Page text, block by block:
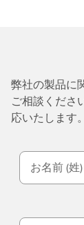
弊社の製品に
ご相談くださ
応いたします。
お名前 (姓)